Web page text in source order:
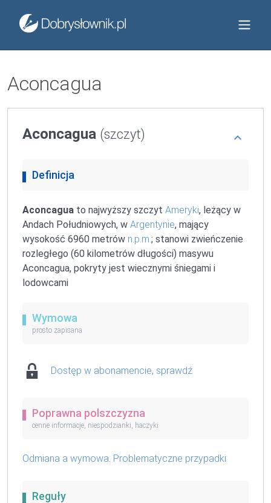
Aconcagua
Aconcagua (szczyt)
Definicja
Aconcagua to najwyższy szczyt Ameryki, leżący w
Andach Południowych, w Argentynie, mający
wysokość 6960 metrów n.p.m.; stanowi zwieńczenie
rozległego (60 kilometrów długości) masywu
Aconcagua, pokryty jest wiecznymi śniegami i
lodowcami
Wymowa
prosto zapisana
Dostęp w abonamencie, sprawdź
Poprawna polszczyzna
cenne informacje, niespodzianki, haczyki
Odmiana a wymowa. Problematyczne przypadki
Reguły